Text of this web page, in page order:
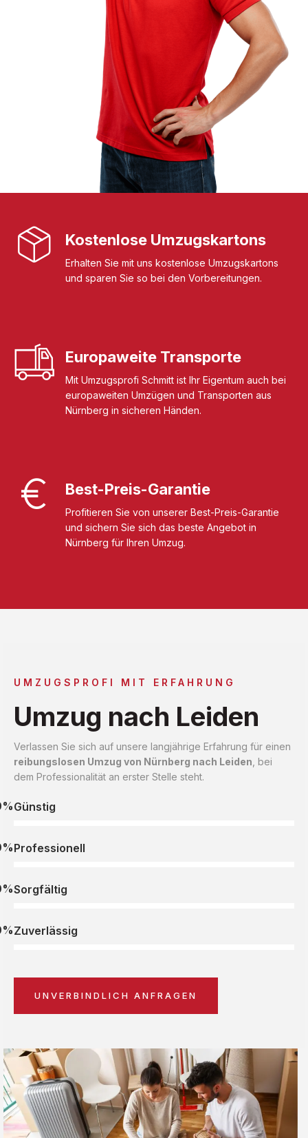
Kostenlose Umzugskartons
Erhalten Sie mit uns kostenlose Umzugskartons
und sparen Sie so bei den Vorbereitungen.
Europaweite Transporte
Mit Umzugsprofi Schmitt ist Ihr Eigentum auch bei
europaweiten Umzügen und Transporten aus
Nürnberg in sicheren Händen.
Best-Preis-Garantie
Profitieren Sie von unserer Best-Preis-Garantie
und sichern Sie sich das beste Angebot in
Nürnberg für Ihren Umzug.
UMZUGSPROFI MIT ERFAHRUNG
Umzug nach Leiden
Verlassen Sie sich auf unsere langjährige Erfahrung für einen
reibungslosen Umzug von Nürnberg nach Leiden , bei
dem Professionalität an erster Stelle steht.
Günstig
Professionell
Sorgfältig
Zuverlässig
UNVERBINDLICH ANFRAGEN